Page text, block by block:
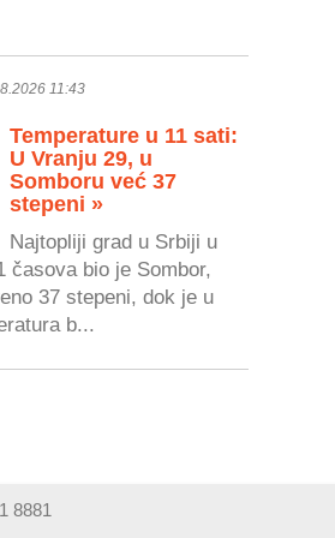
11:43
Temperature u 11 sati:
U Vranju 29, u
Somboru već 37
stepeni »
Najtopliji grad u Srbiji u
časova bio je Sombor,
37 stepeni, dok je u
b...
8881